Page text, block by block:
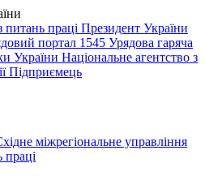
праці Президент України
портал 1545 Урядова гаряча
України Національне агентство з
Підприємець
міжрегіональне управління
праці